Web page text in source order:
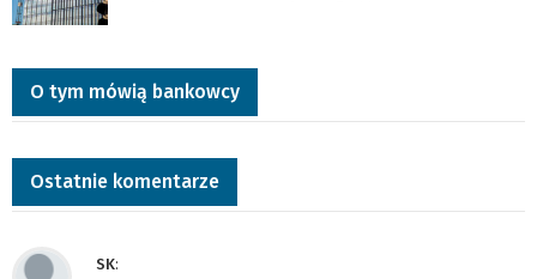
O tym mówią bankowcy
Ostatnie komentarze
SK: